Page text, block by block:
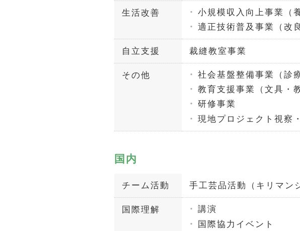
生活改善
小規模収入向上事業（
適正技術普及事業（改
自立支援 裁縫教室事業
その他
社会基盤整備事業（診
教育支援事業（文具・
研修事業
現地プロジェクト視察
国内
チーム活動 手工芸品活動（キリマン
国際理解
講演
国際協力イベント